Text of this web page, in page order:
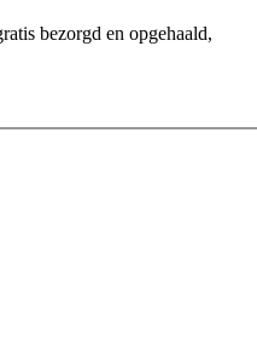
bezorgd en opgehaald,